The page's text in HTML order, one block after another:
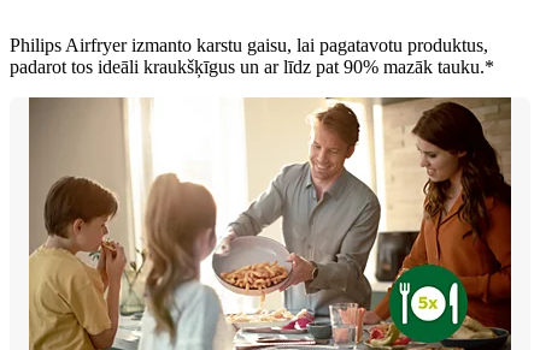
Philips Airfryer izmanto karstu gaisu, lai pagatavotu produktus,
padarot tos ideāli kraukšķīgus un ar līdz pat 90% mazāk tauku.*